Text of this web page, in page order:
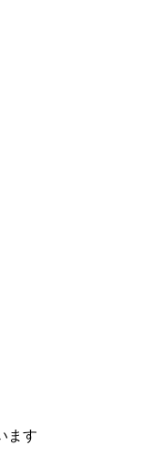
ます